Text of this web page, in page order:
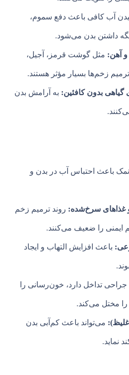
آب کافی باعث دفع سموم،
داشتن بدن می‌شود.
و آهن: مثل گوشت قرمز، آجیل،
زخم‌ها بسیار مؤثر هستند.
بدون کافئین: به آرامش بدن
نمک باعث احتباس آب در بدن و
غذاهای سرخ‌شده: روند ترمیم زخم
ایمنی را ضعیف می‌کنند.
باعث افزایش التهاب و ایجاد
جراحی تداخل دارد، خون‌رسانی را
مختل می‌کند.
غلیظ): می‌تواند باعث کم‌آبی بدن
نماید.